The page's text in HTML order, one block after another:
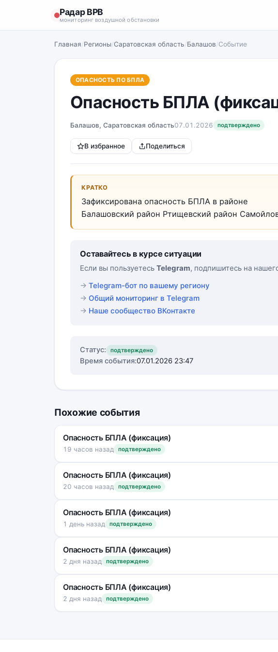
Радар ВРВ
мониторинг воздушной обстановки
Главная/Регионы/Саратовская область/Балашов/Событие
ОПАСНОСТЬ ПО БПЛА
Опасность БПЛА
Балашов, Саратовская область07.01.2026 подтверждено
В избранное Поделиться
КРАТКО
Зафиксирована опасность БПЛА в районе
Балашовский район Ртищевский район
Оставайтесь в курсе ситуации
Если вы пользуетесь Telegram, подпишитесь на
Telegram-бот по вашему региону
Общий мониторинг в Telegram
Наше сообщество ВКонтакте
Статус: подтверждено
Время события:07.01.2026 23:47
Похожие события
Опасность БПЛА (фиксация)
19 часов назад подтверждено
Опасность БПЛА (фиксация)
20 часов назад подтверждено
Опасность БПЛА (фиксация)
1 день назад подтверждено
Опасность БПЛА (фиксация)
2 дня назад подтверждено
Опасность БПЛА (фиксация)
2 дня назад подтверждено